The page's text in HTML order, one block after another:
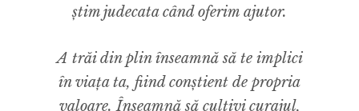
știm judecata când oferim ajutor.
A trăi din plin înseamnă să te implici
în viața ta, fiind conștient de propria
valoare. Înseamnă să cultivi curajul,